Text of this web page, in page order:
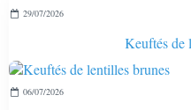
29/07/2026
Keuftés de
06/07/2026